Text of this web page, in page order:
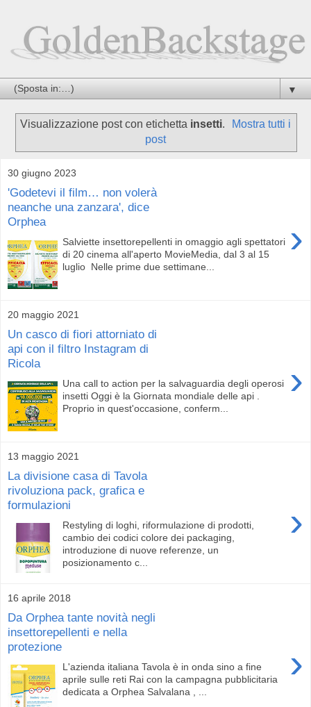
▼
Visualizzazione post con etichetta insetti.
Mostra tutti i
post
30 giugno 2023
'Godetevi il film… non volerà
neanche una zanzara', dice
Orphea
›
Salviette insettorepellenti in omaggio agli spettatori
di 20 cinema all'aperto MovieMedia, dal 3 al 15
luglio Nelle prime due settimane...
20 maggio 2021
Un casco di fiori attorniato di
api con il filtro Instagram di
Ricola
›
Una call to action per la salvaguardia degli operosi
insetti Oggi è la Giornata mondiale delle api .
Proprio in quest'occasione, conferm...
13 maggio 2021
La divisione casa di Tavola
rivoluziona pack, grafica e
formulazioni
›
Restyling di loghi, riformulazione di prodotti,
cambio dei codici colore dei packaging,
introduzione di nuove referenze, un
posizionamento c...
16 aprile 2018
Da Orphea tante novità negli
insettorepellenti e nella
protezione
›
L'azienda italiana Tavola è in onda sino a fine
aprile sulle reti Rai con la campagna pubblicitaria
dedicata a Orphea Salvalana , ...